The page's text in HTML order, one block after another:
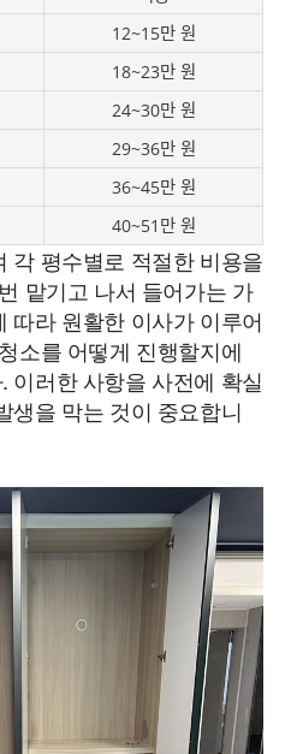
12~15만 원
18~23만 원
24~30만 원
29~36만 원
36~45만 원
40~51만 원
각 평수별로 적절한 비용을
맡기고 나서 들어가는 가
따라 원활한 이사가 이루어
소를 어떻게 진행할지에
이러한 사항을 사전에 확실
생을 막는 것이 중요합니